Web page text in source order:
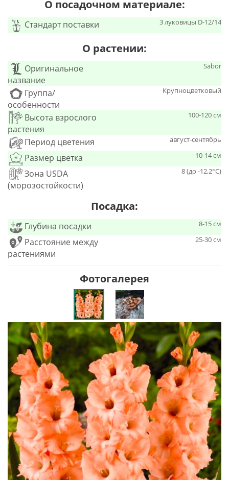
О посадочном материале:
Стандарт поставки 3 луковицы D-12/14
О растении:
Оригинальное
название
Sabor
Группа/
особенности
Крупноцветковый
Высота взрослого
растения
100-120 см
Период цветения август-сентябрь
Размер цветка 10-14 см
Зона USDA
(морозостойкости)
8 (до -12,2°С)
Посадка:
Глубина посадки 8-15 см
Расстояние между
растениями
25-30 см
Фотогалерея